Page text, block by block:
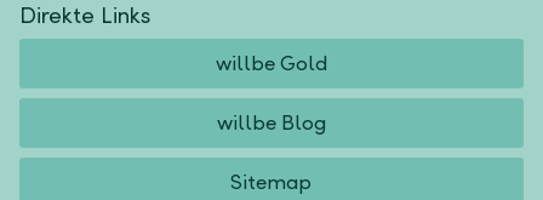
Direkte Links
willbe Gold
willbe Blog
Sitemap